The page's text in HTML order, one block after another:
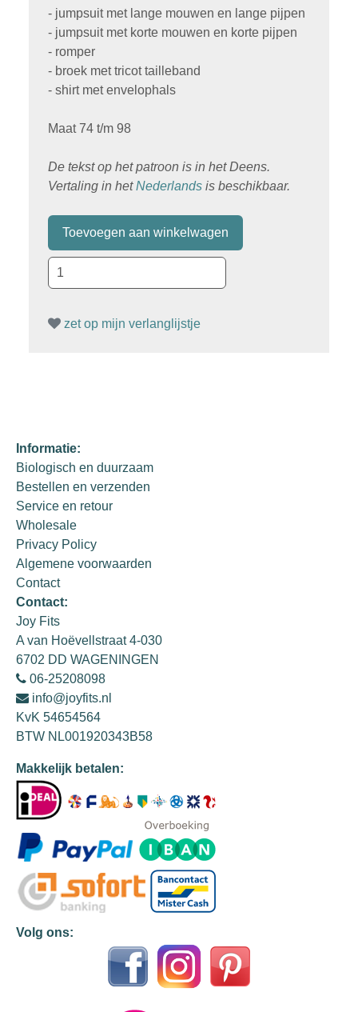
- jumpsuit met lange mouwen en lange pijpen
- jumpsuit met korte mouwen en korte pijpen
- romper
- broek met tricot tailleband
- shirt met envelophals
Maat 74 t/m 98
De tekst op het patroon is in het Deens.
Vertaling in hetNederlands is beschikbaar.
zet op mijn verlanglijstje
Informatie:
Biologisch en duurzaam
Bestellen en verzenden
Service en retour
Wholesale
Privacy Policy
Algemene voorwaarden
Contact
Contact:
Joy Fits
A van Hoëvellstraat 4-030
6702 DD WAGENINGEN
06-25208098
info@joyfits.nl
KvK 54654564
BTW NL001920343B58
Makkelijk betalen:
Volg ons: